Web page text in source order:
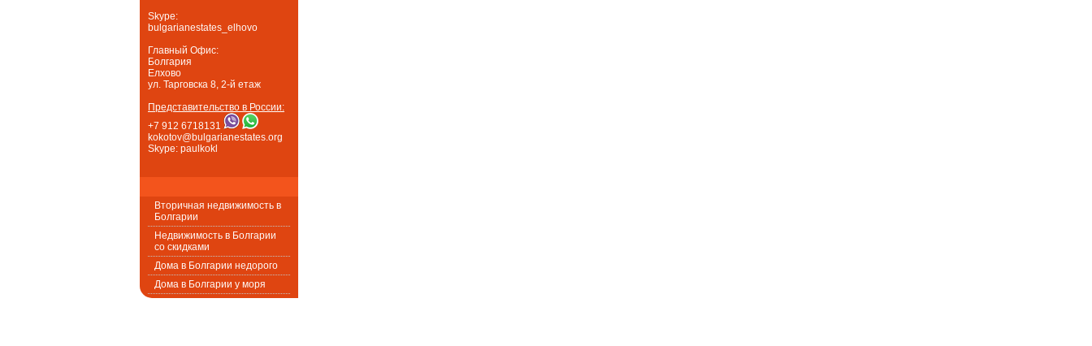
Skype:
bulgarianestates_elhovo
Главный Офис:
Болгария
Елхово
ул. Тарговска 8, 2-й етаж
Представительство в России:
+7 912 6718131
kokotov@bulgarianestates.org
Skype: paulkokl
Вторичная недвижимость в
Болгарии
Недвижимость в Болгарии
со скидками
Дома в Болгарии недорого
Дома в Болгарии у моря